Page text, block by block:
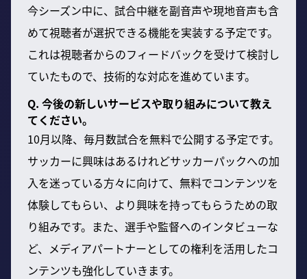
今シーズン中に、試合中継を副音声や現地音声も含
めて視聴者が選択できる機能を実装する予定です。
これは視聴者からのフィードバックを受けて検討し
ていたもので、技術的な対応を進めています。
Q. 今後の新しいサービスや取り組みについて教え
てください。
10月以降、毎月数試合を無料で公開する予定です。
サッカーに興味はあるけれどサッカーパックへの加
入を迷っている方々に向けて、無料でコンテンツを
体験してもらい、より興味を持ってもらうための取
り組みです。また、選手や監督へのインタビューな
ど、メディアパートナーとしての権利を活用したコ
ンテンツも強化していきます。